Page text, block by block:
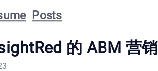
Posts
的 ABM 营销